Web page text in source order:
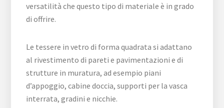
versatilità che questo tipo di materiale è in grado
di offrire.
Le tessere in vetro di forma quadrata si adattano
al rivestimento di pareti e pavimentazioni e di
strutture in muratura, ad esempio piani
d’appoggio, cabine doccia, supporti per la vasca
interrata, gradini e nicchie.